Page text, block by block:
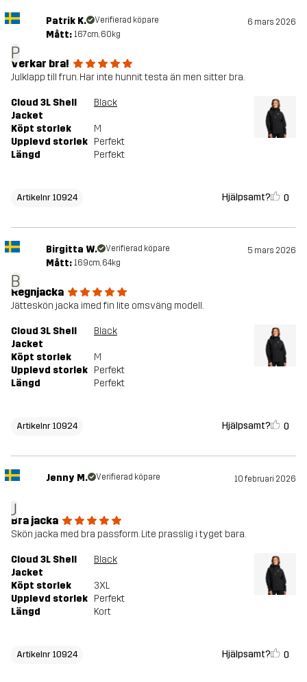
P
Patrik K. Verifierad köpare 6 mars 2026
Mått: 167cm, 60kg
Verkar bra!
Julklapp till frun. Har inte hunnit testa än men sitter bra.
Cloud 3L Shell
Jacket
Black
Köpt storlek
M
Upplevd storlek Perfekt
Längd
Perfekt
Artikelnr 10924 Hjälpsamt? 0
B
Birgitta W. Verifierad köpare 5 mars 2026
Mått: 169cm, 64kg
Regnjacka
Jätteskön jacka imed fin lite omsväng modell.
Cloud 3L Shell
Jacket
Black
Köpt storlek
M
Upplevd storlek Perfekt
Längd
Perfekt
Artikelnr 10924 Hjälpsamt? 0
J
Jenny M. Verifierad köpare 10 februari 2026
Bra jacka
Skön jacka med bra passform. Lite prasslig i tyget bara.
Cloud 3L Shell
Jacket
Black
Köpt storlek
3XL
Upplevd storlek Perfekt
Längd
Kort
Artikelnr 10924 Hjälpsamt? 0